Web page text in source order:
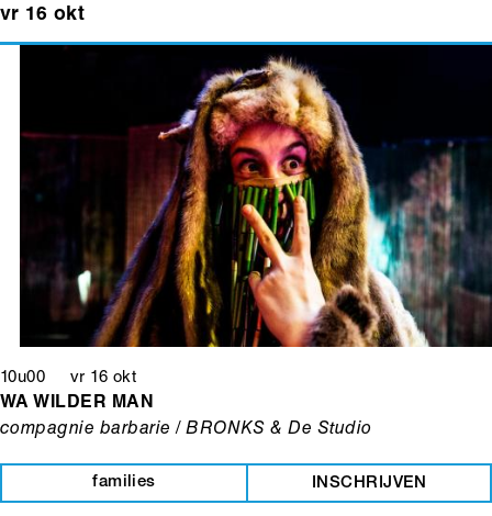
vr 16 okt
10u00 vr 16 okt
WA WILDER MAN
compagnie barbarie / BRONKS & De Studio
families INSCHRIJVEN